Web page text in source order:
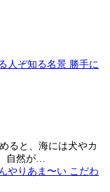
ると、海には犬やカ
自然が…